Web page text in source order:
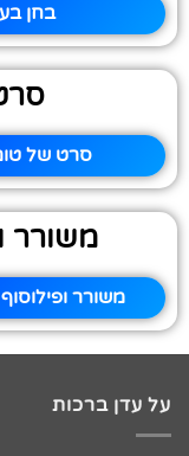
בחן
סרט של
משורר
משורר
על עדן ברכות